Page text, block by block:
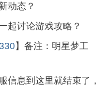
动态？
起讨论游戏攻略？
】备注：明星梦工
信息到这里就结束了，